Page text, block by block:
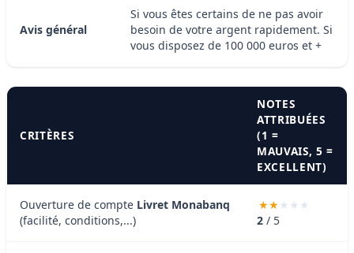
Avis général
Si vous êtes certains de ne pas avoir
besoin de votre argent rapidement. Si
vous disposez de 100 000 euros et +
CRITÈRES
NOTES
ATTRIBUÉES
(1 =
MAUVAIS, 5 =
EXCELLENT)
Ouverture de compte Livret Monabanq
(facilité, conditions,...)
2 / 5